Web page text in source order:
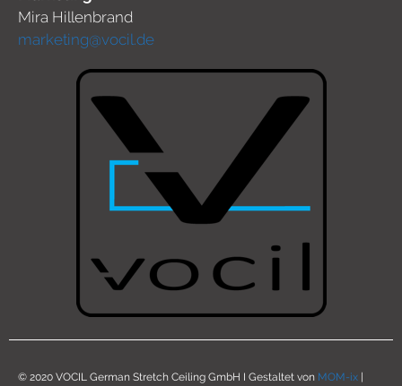
Mira Hillenbrand
marketing@vocil.de
© 2020 VOCIL German Stretch Ceiling GmbH I Gestaltet von MOM-ix